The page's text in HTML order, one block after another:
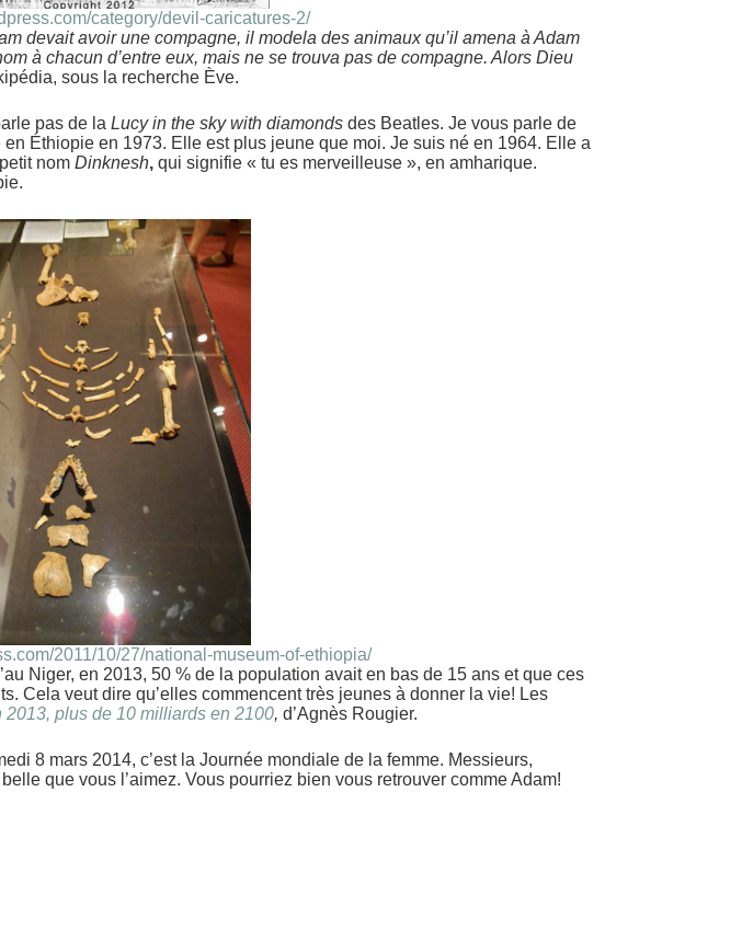
category/devil-caricatures-2/
devait avoir une compagne, il modela des animaux qu’il amena à Adam
à chacun d’entre eux, mais ne se trouva pas de compagne. Alors Dieu
sous la recherche Ève.
pas de laLucy in the sky with diamonds des Beatles. Je vous parle de
Éthiopie en 1973. Elle est plus jeune que moi. Je suis né en 1964. Elle a
nomDinknesh,qui signifie « tu es merveilleuse », en amharique.
2011/10/27/national-museum-of-ethiopia/
Niger, en 2013, 50 % de la population avait en bas de 15 ans et que ces
Cela veut dire qu’elles commencent très jeunes à donner la vie! Les
plus de 10 milliards en 2100, d’Agnès Rougier.
8 mars 2014, c’est la Journée mondiale de la femme. Messieurs,
que vous l’aimez. Vous pourriez bien vous retrouver comme Adam!